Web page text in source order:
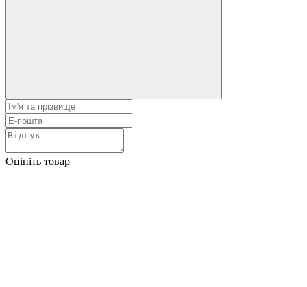
Оцініть товар